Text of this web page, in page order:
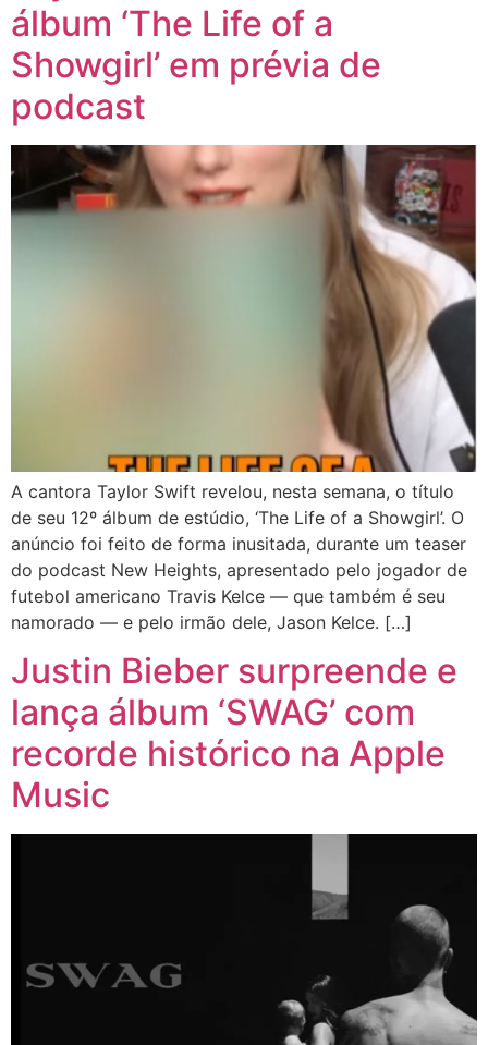
álbum ‘The Life of a
Showgirl’ em prévia de
podcast
A cantora Taylor Swift revelou, nesta semana, o título
de seu 12º álbum de estúdio, ‘The Life of a Showgirl’. O
anúncio foi feito de forma inusitada, durante um teaser
do podcast New Heights, apresentado pelo jogador de
futebol americano Travis Kelce — que também é seu
namorado — e pelo irmão dele, Jason Kelce. […]
Justin Bieber surpreende e
lança álbum ‘SWAG’ com
recorde histórico na Apple
Music